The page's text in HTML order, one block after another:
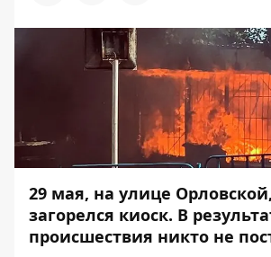
29 мая, на улице
загорелся киоск. В
происшествия никто не